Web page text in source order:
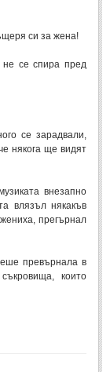
си за жена!
не се спира пред
се зарадвали,
някога ще видят
внезапно
влязъл някакъв
прегърнал
превърнала в
които